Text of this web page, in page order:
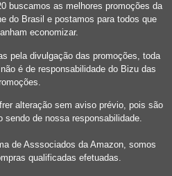
buscamos as melhores promoções da
do Brasil e postamos para todos que
economizar.
pela divulgação das promoções, toda
é de responsabilidade do Bizu das
alteração sem aviso prévio, pois são
sendo de nossa responsabilidade.
de Asssociados da Amazon, somos
qualificadas efetuadas.